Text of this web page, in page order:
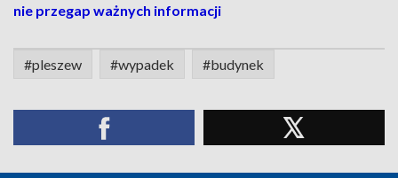
nie przegap ważnych informacji
#pleszew #wypadek #budynek